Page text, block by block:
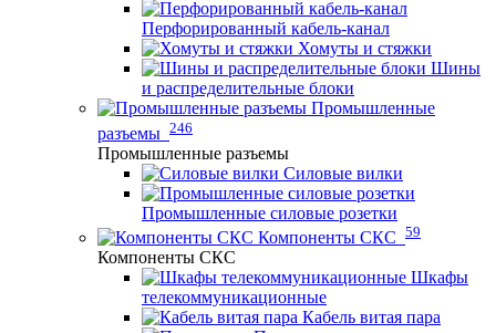
Перфорированный кабель-канал
Хомуты и стяжки
Шины
и распределительные блоки
Промышленные
разъемы 246
Промышленные разъемы
Силовые вилки
Промышленные силовые розетки
Компоненты СКС 59
Компоненты СКС
Шкафы
телекоммуникационные
Кабель витая пара